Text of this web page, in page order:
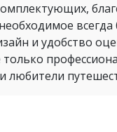
всегда
и удобство
только
любители